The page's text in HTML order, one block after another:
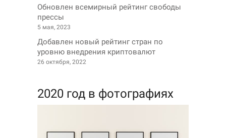
Обновлен всемирный рейтинг свободы
прессы
5 мая, 2023
Добавлен новый рейтинг стран по
уровню внедрения криптовалют
26 октября, 2022
2020 год в фотографиях